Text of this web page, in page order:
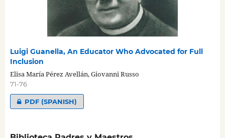
Luigi Guanella, An Educator Who Advocated for Full
Inclusion
Elisa María Pérez Avellán, Giovanni Russo
71-76
PDF (SPANISH)